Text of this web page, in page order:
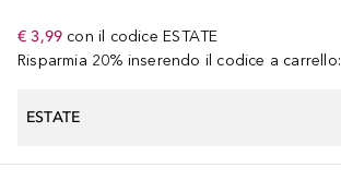
€ 3,99 con il codice ESTATE
Risparmia 20% inserendo il codice a carrello:
ESTATE